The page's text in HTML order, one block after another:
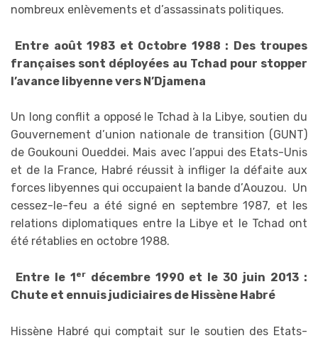
nombreux enlèvements et d’assassinats politiques.
Entre août 1983 et Octobre 1988 : Des troupes
françaises sont déployées au Tchad pour stopper
l’avance libyenne vers N’Djamena
Un long conflit a opposé le Tchad à la Libye, soutien du
Gouvernement d’union nationale de transition (GUNT)
de Goukouni Oueddei. Mais avec l’appui des Etats-Unis
et de la France, Habré réussit à infliger la défaite aux
forces libyennes qui occupaient la bande d’Aouzou. Un
cessez-le-feu a été signé en septembre 1987, et les
relations diplomatiques entre la Libye et le Tchad ont
été rétablies en octobre 1988.
Entre le 1erdécembre 1990 et le 30 juin 2013 :
Chute et ennuis judiciaires de Hissène Habré
Hissène Habré qui comptait sur le soutien des Etats-